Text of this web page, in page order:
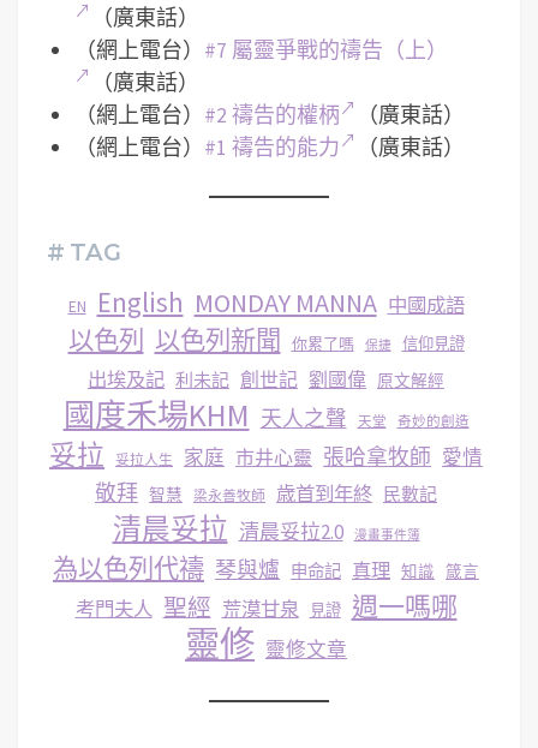
（廣東話）
（網上電台） #7 屬靈爭戰的禱告（上）
（廣東話）
（網上電台） #2 禱告的權柄
（廣東話）
（網上電台） #1 禱告的能力 （廣東話）
# TAG
EN English MONDAY MANNA 中國成語
以色列 以色列新聞 你累了嗎 保捷 信仰見證
出埃及記 利未記 創世記 劉國偉 原文解經
國度禾場KHM 天人之聲 天堂 奇妙的創造
妥拉 妥拉人生 家庭 市井心靈 張哈拿牧師 愛情
敬拜 智慧 梁永善牧師 歳首到年終 民數記
清晨妥拉 清晨妥拉2.0 漫畫事件簿
為以色列代禱 琴與爐 申命記 真理 知識 箴言
考門夫人 聖經 荒漠甘泉 見證 週一嗎哪
靈修 靈修文章